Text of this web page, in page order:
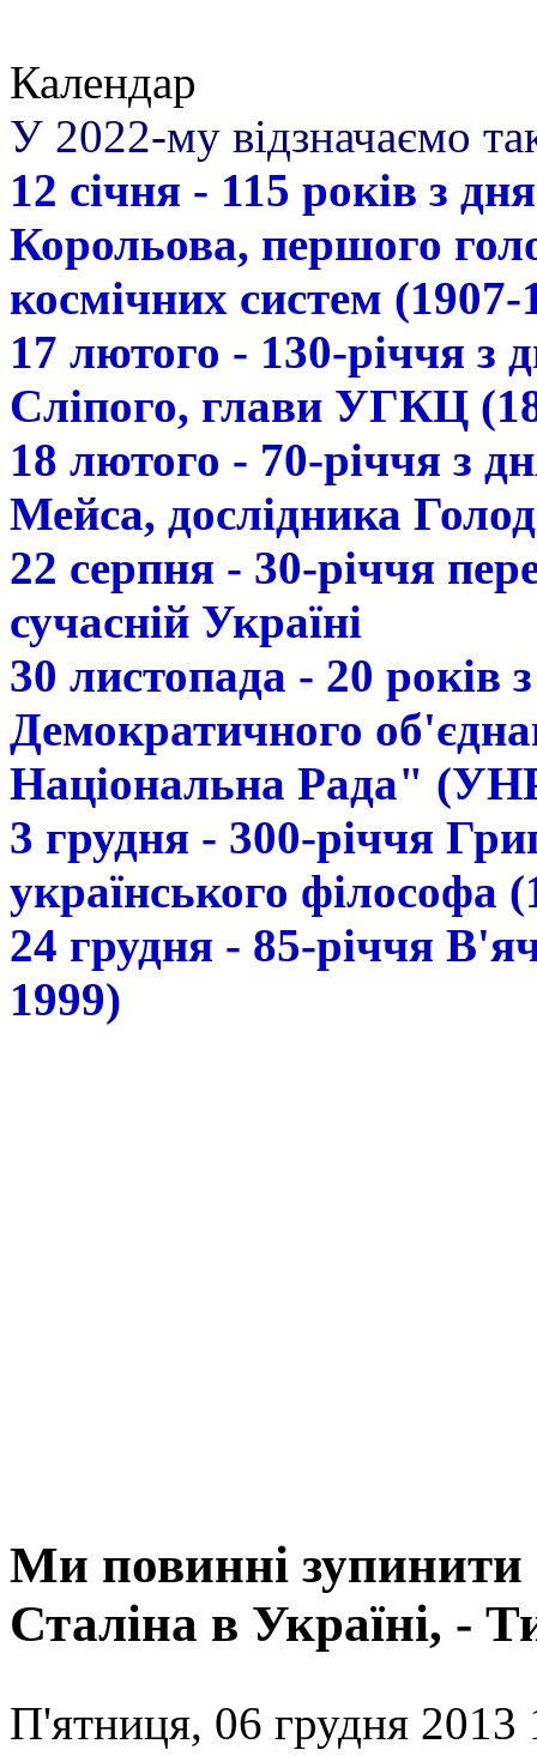
Календар
У 2022-му відзначаємо
12 січня - 115 років з
Корольова, першого
космічних систем (1907-
17 лютого - 130-річчя з
Сліпого, глави УГКЦ
18 лютого - 70-річчя з
Мейса, дослідника
22 серпня - 30-річчя
сучасній Україні
30 листопада - 20 років
Демократичного
Національна Рада"
3 грудня - 300-річчя
українського філософа
24 грудня - 85-річчя
1999)
Ми повинні зупинити
Сталіна в Україні, -
П'ятниця, 06 грудня